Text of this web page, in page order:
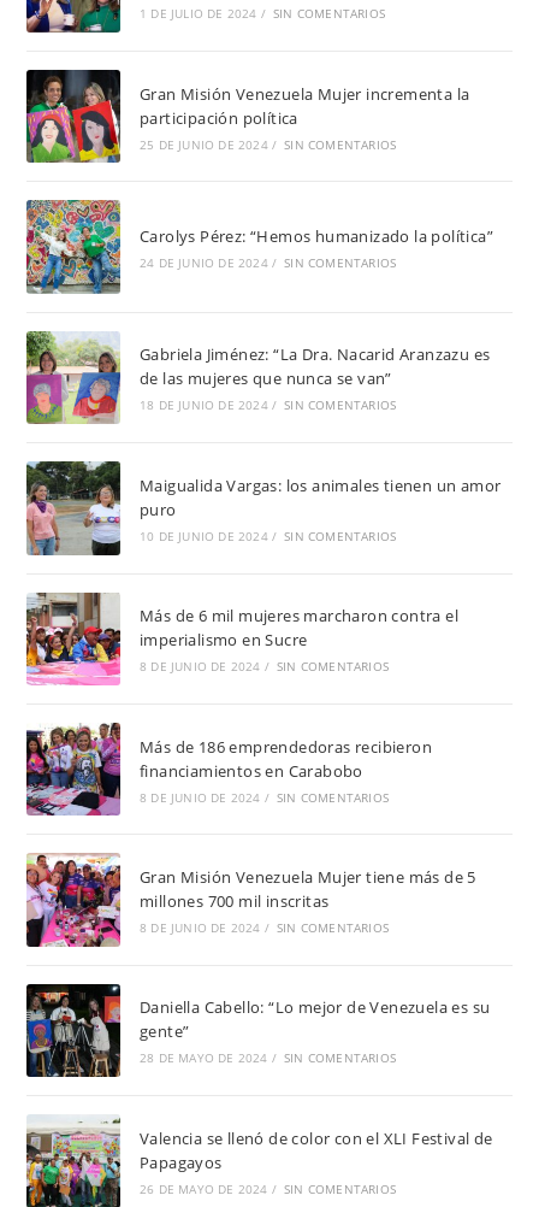
1 DE JULIO DE 2024 / SIN COMENTARIOS
Gran Misión Venezuela Mujer incrementa la
participación política
25 DE JUNIO DE 2024 / SIN COMENTARIOS
Carolys Pérez: “Hemos humanizado la política”
24 DE JUNIO DE 2024 / SIN COMENTARIOS
Gabriela Jiménez: “La Dra. Nacarid Aranzazu es
de las mujeres que nunca se van”
18 DE JUNIO DE 2024 / SIN COMENTARIOS
Maigualida Vargas: los animales tienen un amor
puro
10 DE JUNIO DE 2024 / SIN COMENTARIOS
Más de 6 mil mujeres marcharon contra el
imperialismo en Sucre
8 DE JUNIO DE 2024 / SIN COMENTARIOS
Más de 186 emprendedoras recibieron
financiamientos en Carabobo
8 DE JUNIO DE 2024 / SIN COMENTARIOS
Gran Misión Venezuela Mujer tiene más de 5
millones 700 mil inscritas
8 DE JUNIO DE 2024 / SIN COMENTARIOS
Daniella Cabello: “Lo mejor de Venezuela es su
gente”
28 DE MAYO DE 2024 / SIN COMENTARIOS
Valencia se llenó de color con el XLI Festival de
Papagayos
26 DE MAYO DE 2024 / SIN COMENTARIOS